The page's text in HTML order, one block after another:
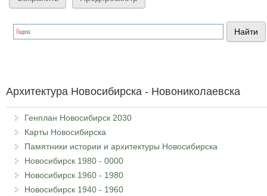
Архитектура Новосибирска - Новониколаевска
Генплан Новосибирск 2030
Карты Новосибирска
Памятники истории и архитектуры Новосибирска
Новосибирск 1980 - 0000
Новосибирск 1960 - 1980
Новосибирск 1940 - 1960